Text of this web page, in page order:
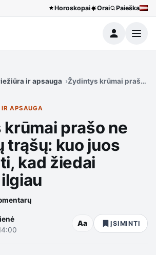
Horoskopai Orai Paieška
Meniu
ir apsauga Žydintys krūmai prašo
APSAUGA
prašo ne
trąšų: kuo juos
kad žiedai
Aa ĮSIMINTI